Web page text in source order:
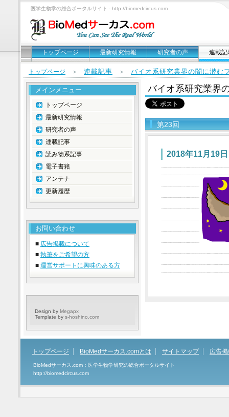
医学生物学の総合ポータルサイト - http://biomedcircus.com
トップページ 最新研究情報 研究者の声 連載記
トップページ ＞ 連載記事 ＞ バイオ系研究業界の闇に潜む
バイオ系研究業界
第23回
2018年11月19日
メインメニュー
トップページ
最新研究情報
研究者の声
連載記事
読み物系記事
電子書籍
アンテナ
更新履歴
お問い合わせ
■ 広告掲載について
■ 執筆をご希望の方
■ 運営サポートに興味のある方
Design by Megapx
Template by s-hoshino.com
トップページ BioMedサーカス.comとは サイトマップ 広告
BioMedサーカス.com：医学生物学研究の総合ポータルサイト
http://biomedcircus.com